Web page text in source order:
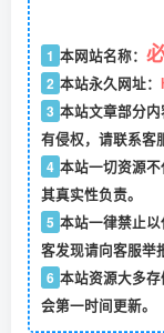
1 本网站名称：
2 本站永久网址：
3 本站文章部分
有侵权，请联系客
4 本站一切资源
其真实性负责。
5 本站一律禁止
客发现请向客服举
6 本站资源大多
会第一时间更新。